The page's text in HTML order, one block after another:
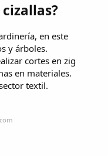
en este
y árboles.
cortes en zig
en materiales.
textil.